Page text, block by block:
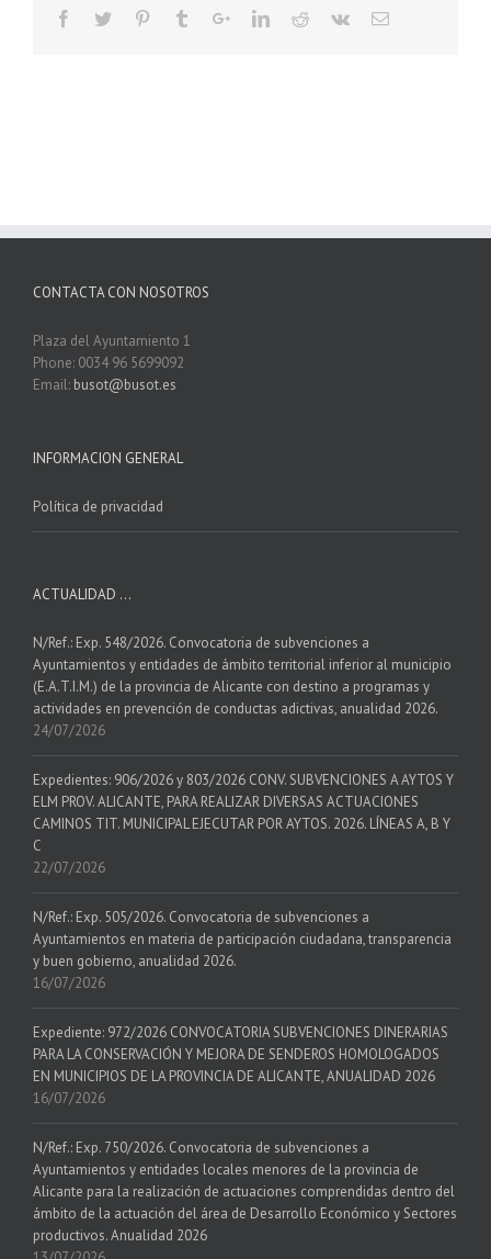
CONTACTA CON NOSOTROS
Plaza del Ayuntamiento 1
Phone: 0034 96 5699092
Email: busot@busot.es
INFORMACION GENERAL
Política de privacidad
ACTUALIDAD …
N/Ref.: Exp. 548/2026. Convocatoria de subvenciones a
Ayuntamientos y entidades de ámbito territorial inferior al municipio
(E.A.T.I.M.) de la provincia de Alicante con destino a programas y
actividades en prevención de conductas adictivas, anualidad 2026.
24/07/2026
Expedientes: 906/2026 y 803/2026 CONV. SUBVENCIONES A AYTOS Y
ELM PROV. ALICANTE, PARA REALIZAR DIVERSAS ACTUACIONES
CAMINOS TIT. MUNICIPAL EJECUTAR POR AYTOS. 2026. LÍNEAS A, B Y
C
22/07/2026
N/Ref.: Exp. 505/2026. Convocatoria de subvenciones a
Ayuntamientos en materia de participación ciudadana, transparencia
y buen gobierno, anualidad 2026.
16/07/2026
Expediente: 972/2026 CONVOCATORIA SUBVENCIONES DINERARIAS
PARA LA CONSERVACIÓN Y MEJORA DE SENDEROS HOMOLOGADOS
EN MUNICIPIOS DE LA PROVINCIA DE ALICANTE, ANUALIDAD 2026
16/07/2026
N/Ref.: Exp. 750/2026. Convocatoria de subvenciones a
Ayuntamientos y entidades locales menores de la provincia de
Alicante para la realización de actuaciones comprendidas dentro del
ámbito de la actuación del área de Desarrollo Económico y Sectores
productivos. Anualidad 2026